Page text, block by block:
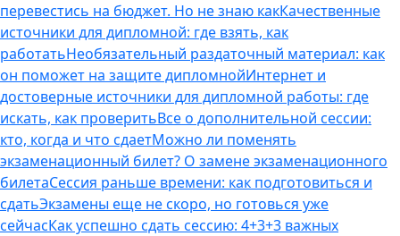
перевестись на бюджет. Но не знаю какКачественные
источники для дипломной: где взять, как
работатьНеобязательный раздаточный материал: как
он поможет на защите дипломнойИнтернет и
достоверные источники для дипломной работы: где
искать, как проверитьВсе о дополнительной сессии:
кто, когда и что сдаетМожно ли поменять
экзаменационный билет? О замене экзаменационного
билетаСессия раньше времени: как подготовиться и
сдатьЭкзамены еще не скоро, но готовься уже
сейчасКак успешно сдать сессию: 4+3+3 важных